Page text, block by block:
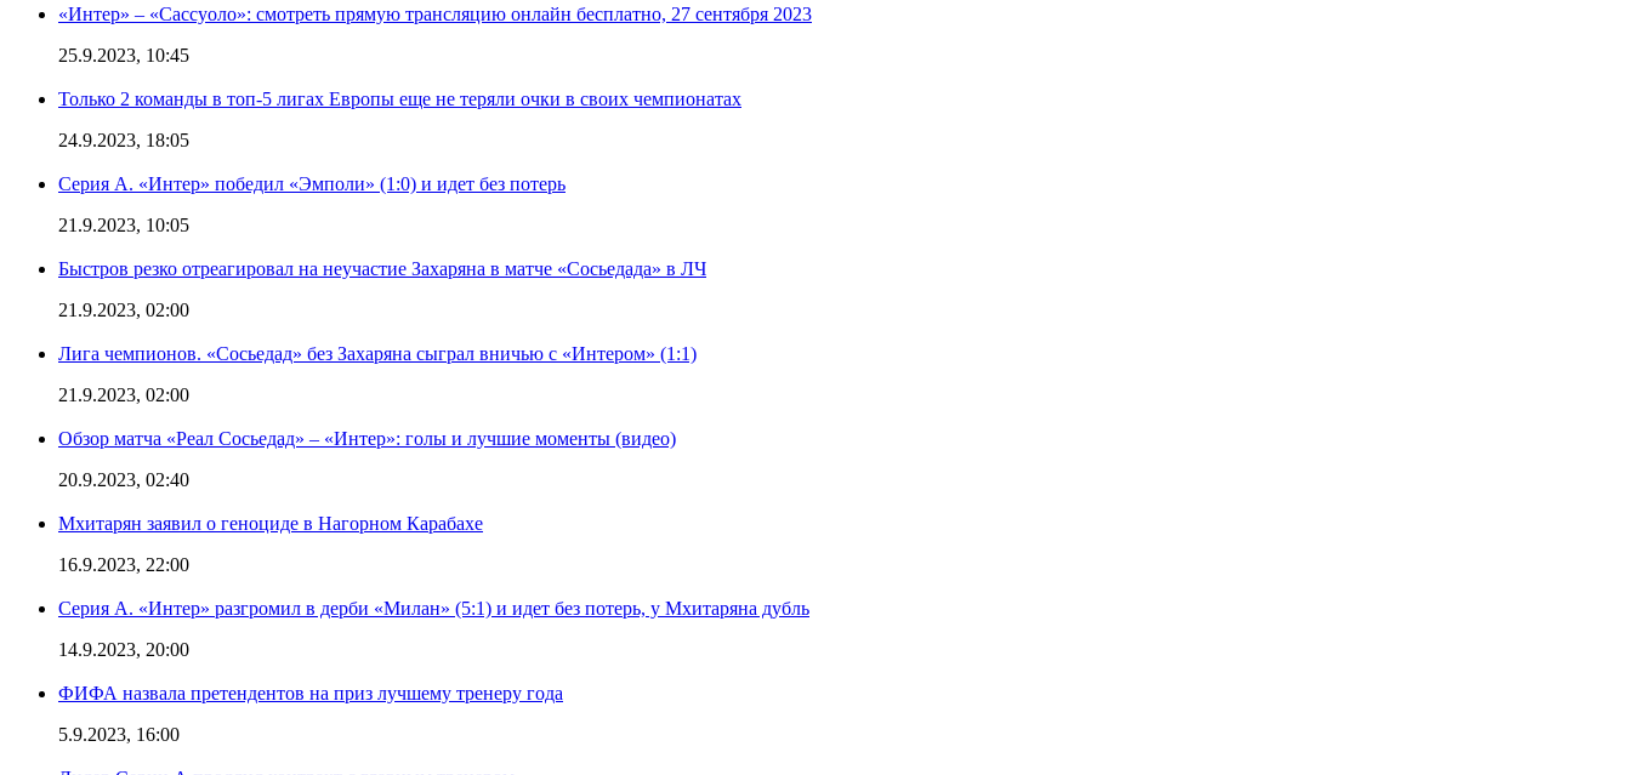
«Интер» – «Сассуоло»: смотреть прямую трансляцию онлайн бесплатно, 27 сентября 2023
25.9.2023, 10:45
Только 2 команды в топ-5 лигах Европы еще не теряли очки в своих чемпионатах
24.9.2023, 18:05
Серия А. «Интер» победил «Эмполи» (1:0) и идет без потерь
21.9.2023, 10:05
Быстров резко отреагировал на неучастие Захаряна в матче «Сосьедада» в ЛЧ
21.9.2023, 02:00
Лига чемпионов. «Сосьедад» без Захаряна сыграл вничью с «Интером» (1:1)
21.9.2023, 02:00
Обзор матча «Реал Сосьедад» – «Интер»: голы и лучшие моменты (видео)
20.9.2023, 02:40
Мхитарян заявил о геноциде в Нагорном Карабахе
16.9.2023, 22:00
Серия А. «Интер» разгромил в дерби «Милан» (5:1) и идет без потерь, у Мхитаряна дубль
14.9.2023, 20:00
ФИФА назвала претендентов на приз лучшему тренеру года
5.9.2023, 16:00